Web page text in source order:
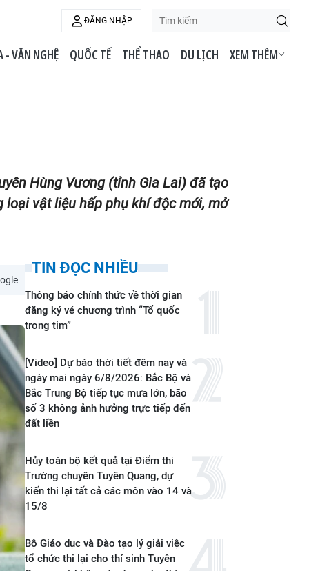
ĐĂNG NHẬP
- VĂN NGHỆ QUỐC TẾ THỂ THAO DU LỊCH XEM THÊM
Hùng Vương (tỉnh Gia Lai) đã tạo
loại vật liệu hấp phụ khí độc mới, mở
TIN ĐỌC NHIỀU
Thông báo chính thức về thời gian
đăng ký vé chương trình “Tổ quốc
trong tim”
[Video] Dự báo thời tiết đêm nay và
ngày mai ngày 6/8/2026: Bắc Bộ và
Bắc Trung Bộ tiếp tục mưa lớn, bão
số 3 không ảnh hưởng trực tiếp đến
đất liền
Hủy toàn bộ kết quả tại Điểm thi
Trường chuyên Tuyên Quang, dự
kiến thi lại tất cả các môn vào 14 và
15/8
Bộ Giáo dục và Đào tạo lý giải việc
tổ chức thi lại cho thí sinh Tuyên